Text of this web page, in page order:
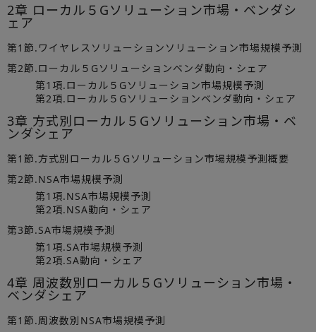
2章 ローカル５Gソリューション市場・ベンダシ
ェア
第1節.ワイヤレスソリューションソリューション市場規模予測
第2節.ローカル５Gソリューションベンダ動向・シェア
第1項.ローカル５Gソリューション市場規模予測
第2項.ローカル５Gソリューションベンダ動向・シェア
3章 方式別ローカル５Gソリューション市場・ベ
ンダシェア
第1節.方式別ローカル５Gソリューション市場規模予測概要
第2節.NSA市場規模予測
第1項.NSA市場規模予測
第2項.NSA動向・シェア
第3節.SA市場規模予測
第1項.SA市場規模予測
第2項.SA動向・シェア
4章 周波数別ローカル５Gソリューション市場・
ベンダシェア
第1節.周波数別NSA市場規模予測